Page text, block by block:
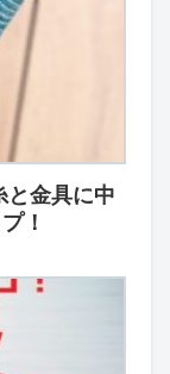
と金具に中
！